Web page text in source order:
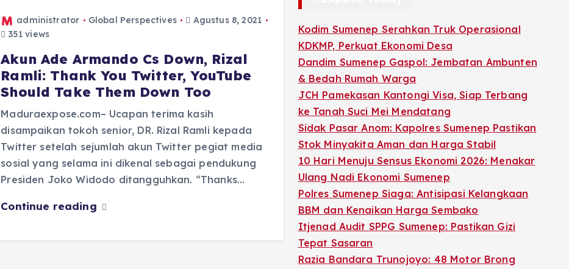
administrator Global Perspectives
Agustus 8, 2021
351 views
Akun Ade Armando Cs Down, Rizal
Ramli: Thank You Twitter, YouTube
Should Take Them Down Too
Maduraexpose.com– Ucapan terima kasih
disampaikan tokoh senior, DR. Rizal Ramli kepada
Twitter setelah sejumlah akun Twitter pegiat media
sosial yang selama ini dikenal sebagai pendukung
Presiden Joko Widodo ditangguhkan. “Thanks…
Continue reading
Kodim Sumenep Serahkan Truk Operasional
KDKMP, Perkuat Ekonomi Desa
Dandim Sumenep Gaspol: Jembatan Ambunten
& Bedah Rumah Warga
JCH Pamekasan Kantongi Visa, Siap Terbang
ke Tanah Suci Mei Mendatang
Sidak Pasar Anom: Kapolres Sumenep Pastikan
Stok Minyakita Aman dan Harga Stabil
10 Hari Menuju Sensus Ekonomi 2026: Menakar
Ulang Nadi Ekonomi Sumenep
Polres Sumenep Siaga: Antisipasi Kelangkaan
BBM dan Kenaikan Harga Sembako
Itjenad Audit SPPG Sumenep: Pastikan Gizi
Tepat Sasaran
Razia Bandara Trunojoyo: 48 Motor Brong